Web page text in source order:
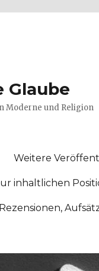
Glaube
Moderne und Religion
Weitere
inhaltlichen